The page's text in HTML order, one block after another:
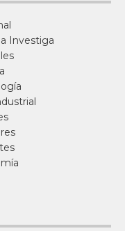
Investiga